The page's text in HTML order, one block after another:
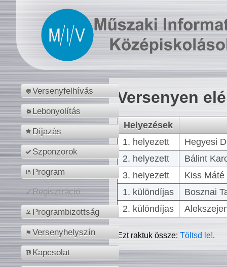
Versenyfelhívás
Lebonyolítás
Díjazás
Szponzorok
Program
Regisztráció
Programbizottság
Versenyhelyszín
Kapcsolat
Versenyen
Helyezések
1. helyezett
Hegyesi
2. helyezett
Bálint
3. helyezett
Kiss
1. különdíjas
Bosznai
2. különdíjas
Ezt raktuk össze:Töltsd le!.